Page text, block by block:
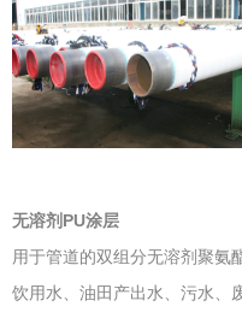
无溶剂PU涂层
用于管道的双组分无溶剂聚氨
饮用水、油田产出水、污水、